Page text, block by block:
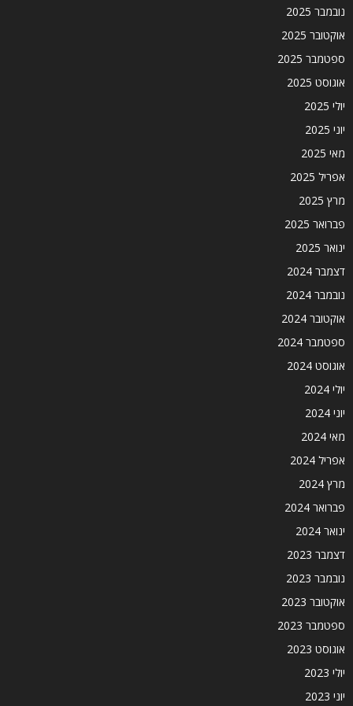
נובמבר 2025
אוקטובר 2025
ספטמבר 2025
אוגוסט 2025
יולי 2025
יוני 2025
מאי 2025
אפריל 2025
מרץ 2025
פברואר 2025
ינואר 2025
דצמבר 2024
נובמבר 2024
אוקטובר 2024
ספטמבר 2024
אוגוסט 2024
יולי 2024
יוני 2024
מאי 2024
אפריל 2024
מרץ 2024
פברואר 2024
ינואר 2024
דצמבר 2023
נובמבר 2023
אוקטובר 2023
ספטמבר 2023
אוגוסט 2023
יולי 2023
יוני 2023